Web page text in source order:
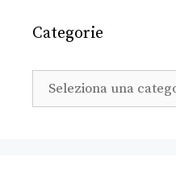
Categorie